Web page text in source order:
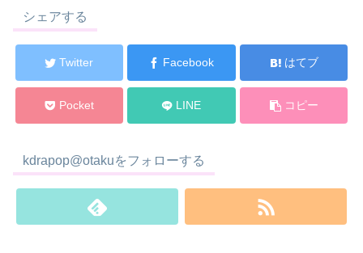
シェアする
Twitter Facebook はてブ
Pocket LINE コピー
kdrapop@otakuをフォローする